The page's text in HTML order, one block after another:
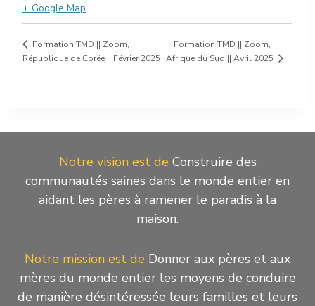
+ Google Map
Formation TMD || Zoom,
République de Corée || Février 2025
Formation TMD || Zoom,
Afrique du Sud || Avril 2025
Notre vision est de Construire des
communautés saines dans le monde entier en
aidant les pères à ramener le paradis à la
maison.
Notre mission est de Donner aux pères et aux
mères du monde entier les moyens de conduire
de manière désintéressée leurs familles et leurs